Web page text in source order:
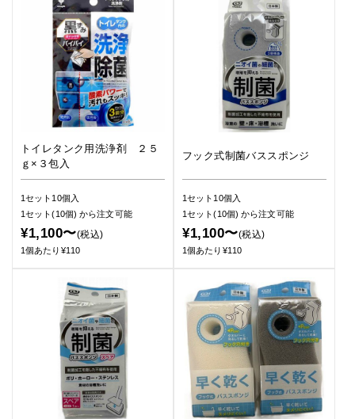
トイレタンク用洗浄剤 ２５
ｇ×３包入
1セット10個入
1セット(10個)から注文可能
¥1,100〜(税込)
1個あたり¥110
フック式制菌バススポンジ
1セット10個入
1セット(10個)から注文可能
¥1,100〜(税込)
1個あたり¥110